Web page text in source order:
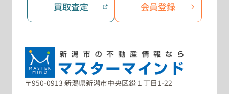
買取査定 会員登録
〒950-0913 新潟県新潟市中央区鐙１丁目1-22